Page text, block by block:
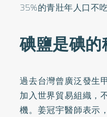
35%的青壯年人口不
碘鹽是碘
過去台灣曾廣泛發生
加入世界貿易組織，
機。姜冠宇醫師表示